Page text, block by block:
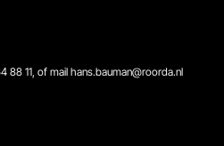
88 11, of mail hans.bauman@roorda.nl